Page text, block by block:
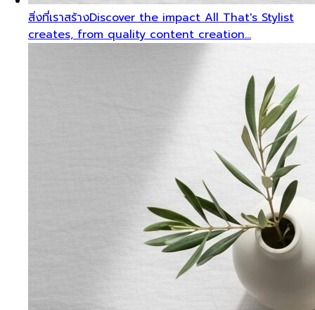
สิ่งที่เราสร้างDiscover the impact All That's Stylist
creates, from quality content creation…